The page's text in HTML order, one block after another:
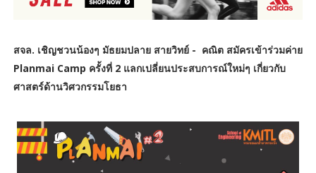
สจล. เชิญชวนน้องๆ มัธยมปลาย สายวิทย์ - คณิต สมัครเข้าร่วมค่าย
Planmai Camp ครั้งที่ 2 แลกเปลี่ยนประสบการณ์ใหม่ๆ เกี่ยวกับ
ศาสตร์ด้านวิศวกรรมโยธา